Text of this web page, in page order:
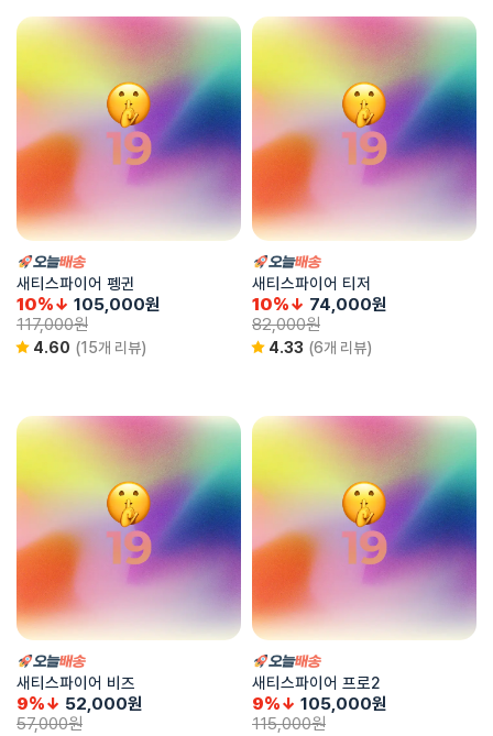
새티스파이어 펭귄
10%↓ 105,000원
117,000원
4.60 (15개 리뷰)
새티스파이어 티저
10%↓ 74,000원
82,000원
4.33 (6개 리뷰)
새티스파이어 비즈
9%↓ 52,000원
57,000원
새티스파이어 프로2
9%↓ 105,000원
115,000원